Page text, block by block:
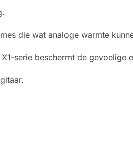
die wat analoge warmte
serie beschermt de gevoelige